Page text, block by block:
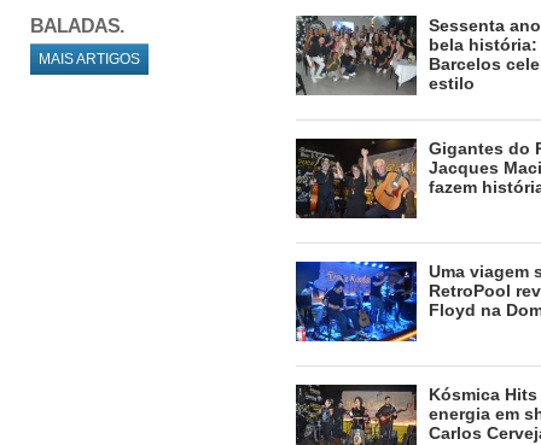
BALADAS.
MAIS ARTIGOS
Sessenta
bela
Barcelos
estilo
Gigantes do
Jacques
fazem
Uma viagem
RetroPool
Floyd na
Kósmica
energia em
Carlos